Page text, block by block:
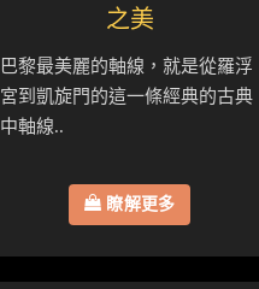
之美
巴黎最美麗的軸線，就是從羅浮
宮到凱旋門的這一條經典的古典
中軸線..
瞭解更多